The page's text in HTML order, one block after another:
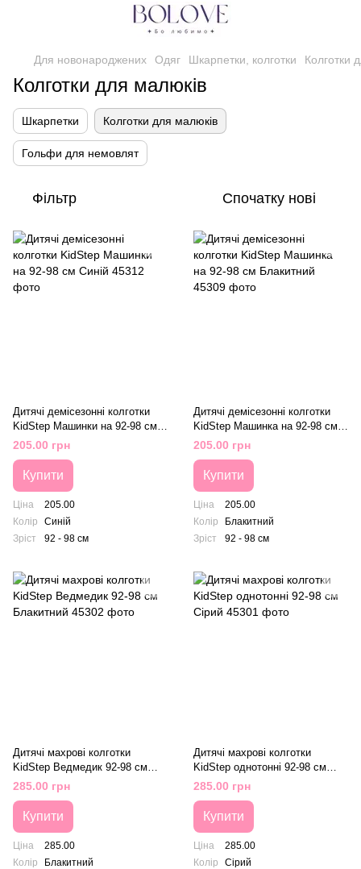
Для новонароджених Одяг Шкарпетки, колготки Колготки
Колготки для малюків
Шкарпетки Колготки для малюків
Гольфи для немовлят
Фільтр Спочатку нові
Дитячі демісезонні колготки
KidStep Машинки на 92-98 см
Синій
205.00 грн
Купити
Ціна
205.00
Колір
Синій
Зріст
92 - 98 см
Дитячі демісезонні колготки
KidStep Машинка на 92-98 см
Блакитний
205.00 грн
Купити
Ціна
205.00
Колір
Блакитний
Зріст
92 - 98 см
Дитячі махрові колготки
KidStep Ведмедик 92-98 см
Блакитний
285.00 грн
Купити
Ціна
285.00
Колір
Блакитний
Дитячі махрові колготки
KidStep однотонні 92-98 см
Сірий
285.00 грн
Купити
Ціна
285.00
Колір
Сірий